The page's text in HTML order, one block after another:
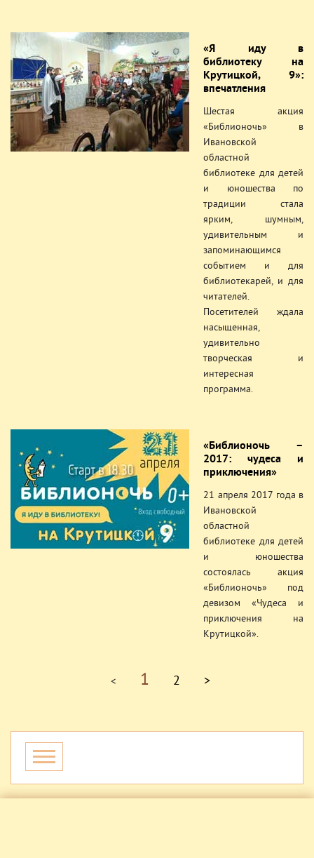
«Я иду в
библиотеку на
Крутицкой, 9»:
впечатления
Шестая акция
«Библионочь» в
Ивановской
областной
библиотеке для детей
и юношества по
традиции стала
ярким, шумным,
удивительным и
запоминающимся
событием и для
библиотекарей, и для
читателей.
Посетителей ждала
насыщенная,
удивительно
творческая и
интересная
программа.
«Библионочь –
2017: чудеса и
приключения»
21 апреля 2017 года в
Ивановской
областной
библиотеке для детей
и юношества
состоялась акция
«Библионочь» под
девизом «Чудеса и
приключения на
Крутицкой».
< 1 2 >